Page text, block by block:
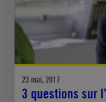
23 mai, 2017
3 questions sur